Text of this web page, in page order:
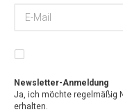
Newsletter-Anmeldung
Ja, ich möchte regelmäßig
erhalten.